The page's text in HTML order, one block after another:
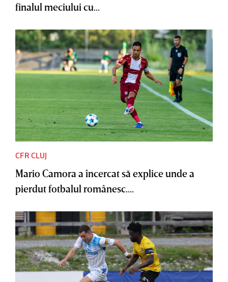
finalul meciului cu...
CFR CLUJ
Mario Camora a încercat să explice unde a
pierdut fotbalul românesc....